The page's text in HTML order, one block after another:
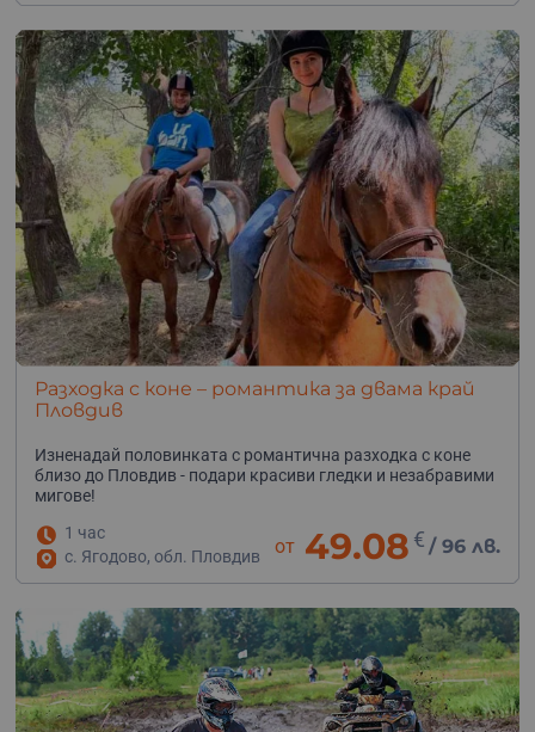
Разходка с коне – романтика за двама край
Пловдив
Изненадай половинката с романтична разходка с коне
близо до Пловдив - подари красиви гледки и незабравими
мигове!
1 час
с. Ягодово, обл. Пловдив
от 49.08 € /96 лв.